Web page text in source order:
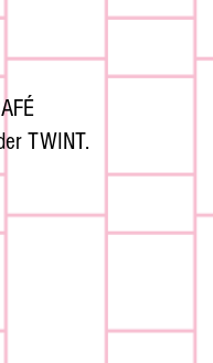
TWINT.